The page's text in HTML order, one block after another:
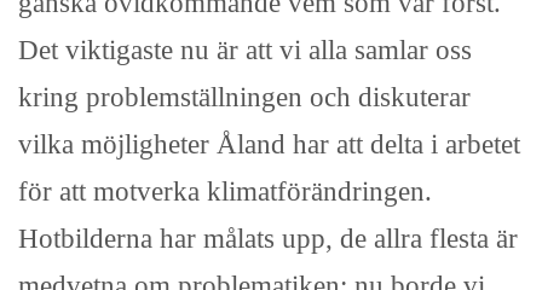
Det viktigaste nu är att vi alla samlar oss
kring problemställningen och diskuterar
vilka möjligheter Åland har att delta i arbetet
för att motverka klimatförändringen.
Hotbilderna har målats upp, de allra flesta är